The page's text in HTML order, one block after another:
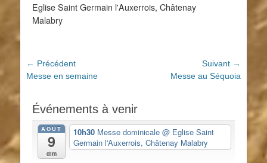
Eglise Saint Germain l'Auxerrois, Châtenay
Malabry
Navigation
de
← Précédent
Article
Messe en semaine
Suivant →
Messe au Séquoia
Événements à venir
AOÛT
9
dim
10h30 Messe dominicale @ Eglise Saint
Germain l'Auxerrois, Châtenay Malabry